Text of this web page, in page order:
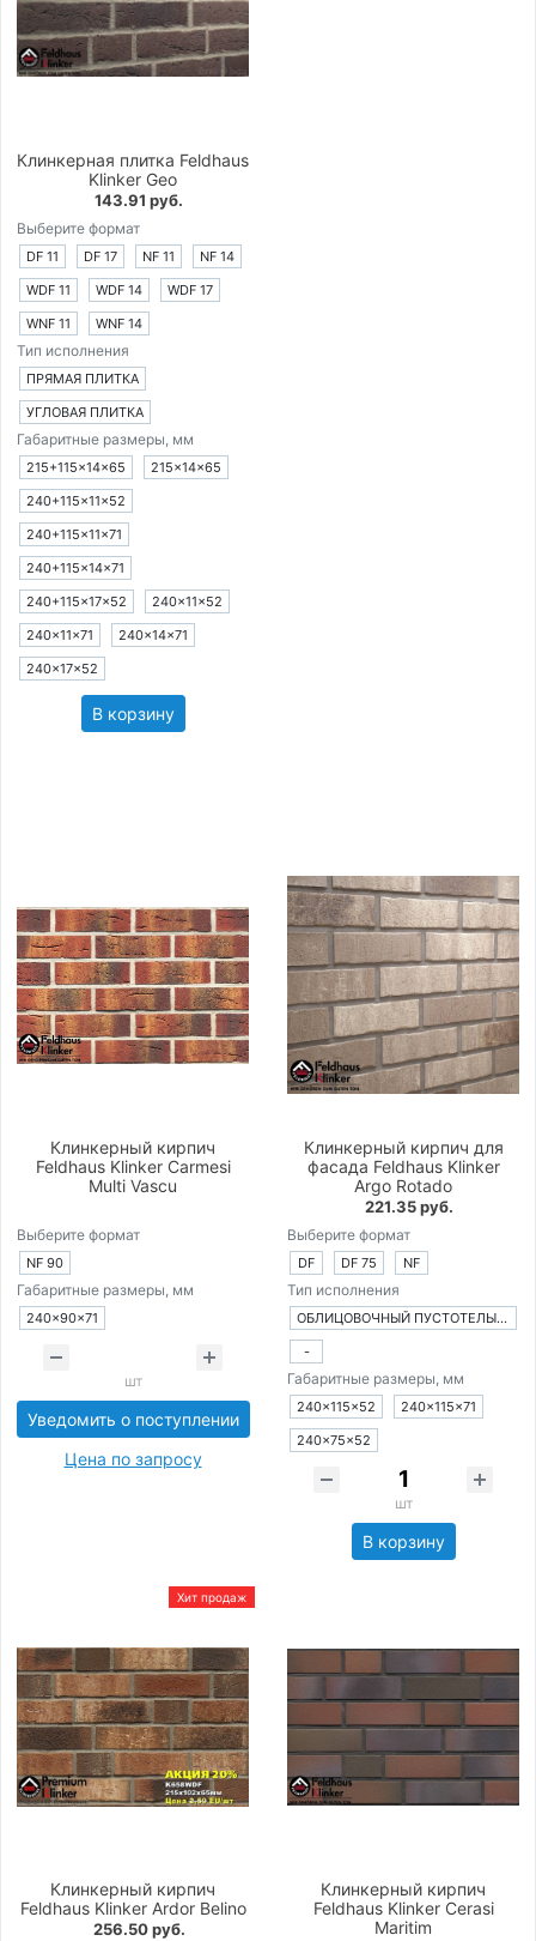
Клинкерная плитка Feldhaus
Klinker Geo
143.91 руб.
Выберите формат
DF 11 DF 17 NF 11
NF 14
WDF 11
WDF 14
WDF 17
WNF 11
WNF 14
Тип исполнения
ПРЯМАЯ ПЛИТКА
УГЛОВАЯ ПЛИТКА
Габаритные размеры, мм
215+115×14×65
215×14×65
240+115×11×52
240+115×11×71
240+115×14×71
240+115×17×52
240×11×52
240×11×71
240×14×71
240×17×52
В корзину
Клинкерный кирпич
Feldhaus Klinker Carmesi
Multi Vascu
Выберите формат
NF 90
Габаритные размеры, мм
240×90×71
шт
Уведомить о поступлении
Цена по запросу
Клинкерный кирпич для
фасада Feldhaus Klinker
Argo Rotado
221.35 руб.
Выберите формат
DF DF 75 NF
Тип исполнения
ОБЛИЦОВОЧНЫЙ ПУСТОТЕЛЫЙ КИРПИЧ
-
Габаритные размеры, мм
240×115×52
240×115×71
240×75×52
шт
В корзину
Хит продаж
Клинкерный кирпич
Feldhaus Klinker Ardor Belino
256.50 руб.
Клинкерный кирпич
Feldhaus Klinker Cerasi
Maritim